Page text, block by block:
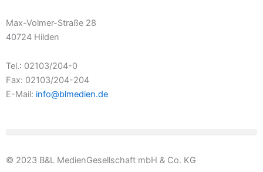
Max-Volmer-Straße 28
40724 Hilden
Tel.: 02103/204-0
Fax: 02103/204-204
E-Mail: info@blmedien.de
© 2023 B&L MedienGesellschaft mbH & Co. KG